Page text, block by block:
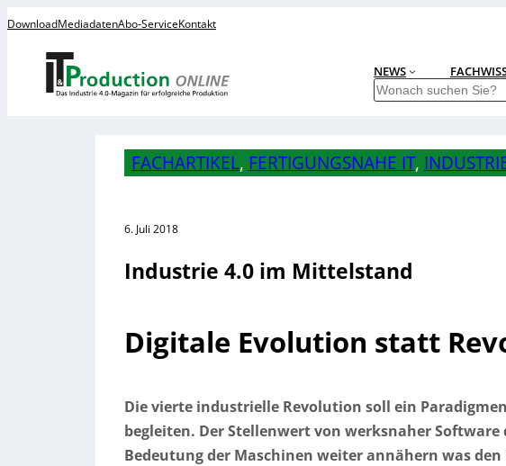
DownloadMediadatenAbo-ServiceKontakt
NEWS
S
h
e
FACHARTIKEL, FERTIGUNGSNAHE IT,
6. Juli 2018
Industrie 4.0 im Mittelstand
Digitale Evolution statt
Die vierte industrielle Revolution soll ein
begleiten. Der Stellenwert von werksnaher Software
Bedeutung der Maschinen weiter annähern was